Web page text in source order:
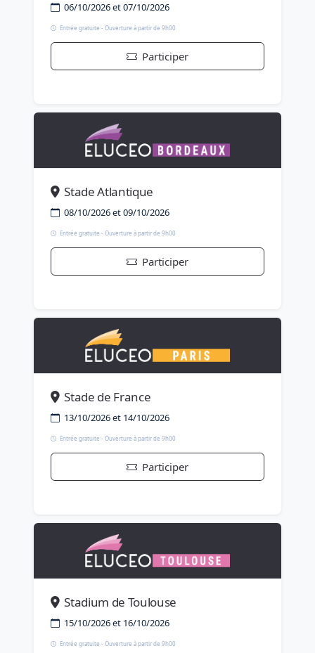
06/10/2026 et 07/10/2026
Entrée gratuite - Ouverture à partir de 9h00
Participer
Stade Atlantique
08/10/2026 et 09/10/2026
Entrée gratuite - Ouverture à partir de 9h00
Participer
Stade de France
13/10/2026 et 14/10/2026
Entrée gratuite - Ouverture à partir de 9h00
Participer
Stadium de Toulouse
15/10/2026 et 16/10/2026
Entrée gratuite - Ouverture à partir de 9h00